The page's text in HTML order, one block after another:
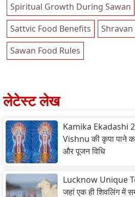
Spiritual Growth During Sawan
Sattvic Food Benefits
Sawan Food Rules
लेटेस्ट लेख
Kamika Ekadashi
Vishnu की कृपा पाने
और पूजन विधि
Lucknow Unique
जहां एक ही शिवलिंग में